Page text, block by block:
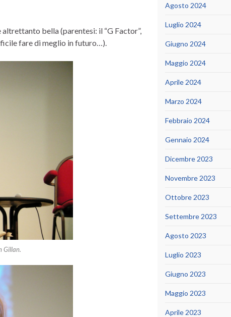
bella (parentesi: il “G Factor”,
fare di meglio in futuro…).
Gillan.
Agosto 2024
Luglio 2024
Giugno 2024
Maggio 2024
Aprile 2024
Marzo 2024
Febbraio 2024
Gennaio 2024
Dicembre 2023
Novembre 2023
Ottobre 2023
Settembre 2023
Agosto 2023
Luglio 2023
Giugno 2023
Maggio 2023
Aprile 2023